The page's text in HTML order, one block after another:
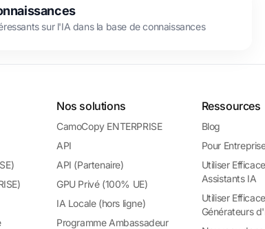
sur l'IA dans la base de connaissances
Nos solutions
CamoCopy ENTERPRISE
API
API (Partenaire)
GPU Privé (100% UE)
IA Locale (hors ligne)
Programme Ambassadeur
Ressources
Blog
Pour
Utiliser
Assistants IA
Utiliser
Générateurs